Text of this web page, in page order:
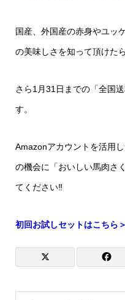
国産、外国産の赤身やユッ
の美味しさを知って頂けた
さら1月31日までの「全国
す。
Amazonアカウントを活用
の機会に「おいしい馬肉さ
てください‼
初回お試しセットはこちら＞